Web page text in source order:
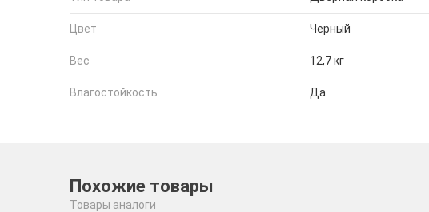
Цвет Черный
Вес 12,7 кг
Влагостойкость Да
Похожие товары
Товары аналоги